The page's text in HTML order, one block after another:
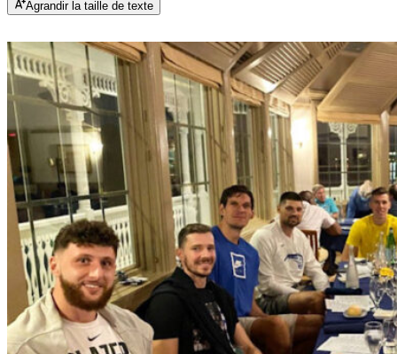
Agrandir la taille de texte